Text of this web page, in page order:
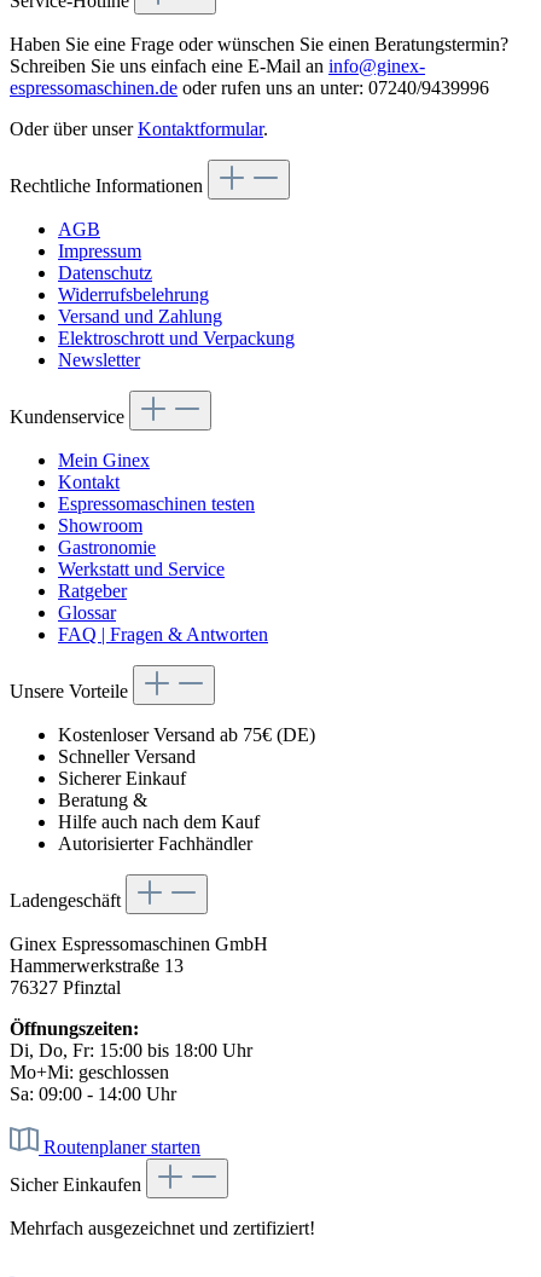
Haben Sie eine Frage oder wünschen Sie einen Beratungstermin?
Schreiben Sie uns einfach eine E-Mail an info@ginex-
espressomaschinen.de oder rufen uns an unter: 07240/9439996
Oder über unserKontaktformular.
Rechtliche Informationen
AGB
Impressum
Datenschutz
Widerrufsbelehrung
Versand und Zahlung
Elektroschrott und Verpackung
Newsletter
Kundenservice
Mein Ginex
Kontakt
Espressomaschinen testen
Showroom
Gastronomie
Werkstatt und Service
Ratgeber
Glossar
FAQ | Fragen & Antworten
Unsere Vorteile
Kostenloser Versand ab 75€ (DE)
Schneller Versand
Sicherer Einkauf
Beratung &
Hilfe auch nach dem Kauf
Autorisierter Fachhändler
Ladengeschäft
Ginex Espressomaschinen GmbH
Hammerwerkstraße 13
76327 Pfinztal
Öffnungszeiten:
Di, Do, Fr: 15:00 bis 18:00 Uhr
Mo+Mi: geschlossen
Sa: 09:00 - 14:00 Uhr
Routenplaner starten
Sicher Einkaufen
Mehrfach ausgezeichnet und zertifiziert!